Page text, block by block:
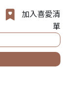
加入喜愛清
單